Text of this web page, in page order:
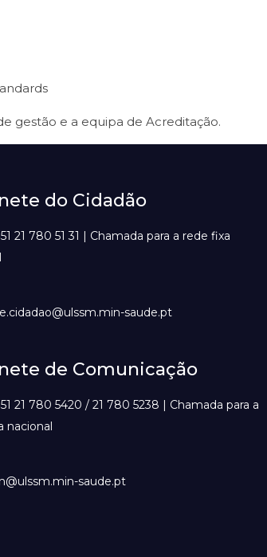
gestão e a equipa de Acreditação.
do Cidadão
21 780 51 31 | Chamada para a rede fixa
saude.pt
de Comunicação
21 780 5420 / 21 780 5238 | Chamada para a
nacional
saude.pt